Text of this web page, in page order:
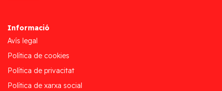
Informació
Avís legal
Política de cookies
Política de privacitat
Política de xarxa social